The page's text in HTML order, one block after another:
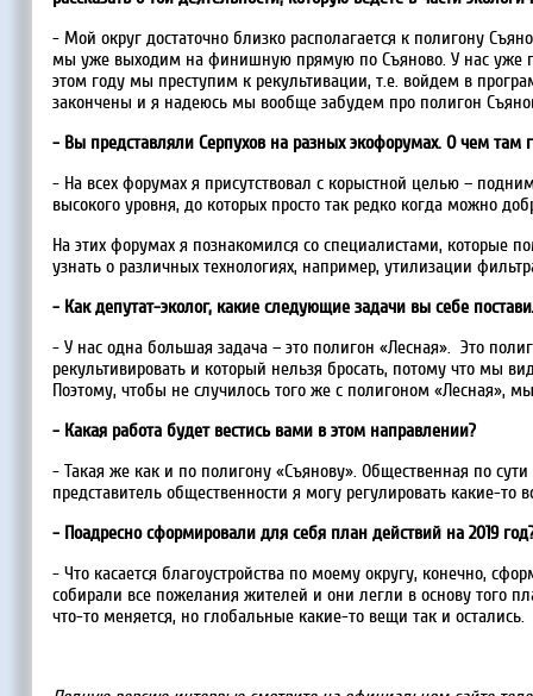
- Мой округ достаточно близко располагается к полигону
мы уже выходим на финишную прямую по Съяново. У нас уже
этом году мы преступим к рекультивации, т.е. войдем в
закончены и я надеюсь мы вообще забудем про полигон
- Вы представляли Серпухов на разных экофорумах. О чем там
- На всех форумах я присутствовал с корыстной целью –
высокого уровня, до которых просто так редко когда можно
На этих форумах я познакомился со специалистами, которые
узнать о различных технологиях, например, утилизации
- Как депутат-эколог, какие следующие задачи вы себе
- У нас одна большая задача – это полигон «Лесная». Это
рекультивировать и который нельзя бросать, потому что мы
Поэтому, чтобы не случилось того же с полигоном «Лесная»,
- Какая работа будет вестись вами в этом направлении?
- Такая же как и по полигону «Съянову». Общественная по
представитель общественности я могу регулировать какие-
- Поадресно сформировали для себя план действий на 2019
- Что касается благоустройства по моему округу, конечно,
собирали все пожелания жителей и они легли в основу того
что-то меняется, но глобальные какие-то вещи так и остались.